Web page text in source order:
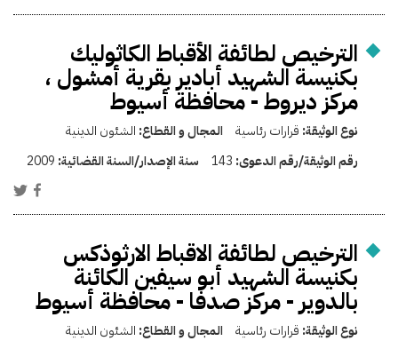
الترخيص لطائفة الأقباط الكاثوليك
بكنيسة الشهيد أبادير بقرية أمشول ،
مركز ديروط - محافظة أسيوط
نوع الوثيقة: قرارات رئاسية المجال و القطاع: الشئون الدينية
رقم الوثيقة/رقم الدعوى: 143 سنة الإصدار/السنة القضائية: 2009
الترخيص لطائفة الاقباط الارثوذكس
بكنيسة الشهيد أبو سيفين الكائنة
بالدوير - مركز صدفا - محافظة أسيوط
نوع الوثيقة: قرارات رئاسية المجال و القطاع: الشئون الدينية